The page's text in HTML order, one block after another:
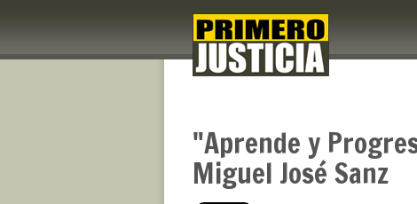
"Aprende y
Miguel José Sanz